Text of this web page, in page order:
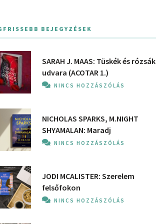
BEJEGYZÉSEK
SARAH J. MAAS: Tüskék és rózsák
udvara (ACOTAR 1.)
NINCS HOZZÁSZÓLÁS
NICHOLAS SPARKS, M.NIGHT
SHYAMALAN: Maradj
NINCS HOZZÁSZÓLÁS
JODI MCALISTER: Szerelem
felsőfokon
NINCS HOZZÁSZÓLÁS